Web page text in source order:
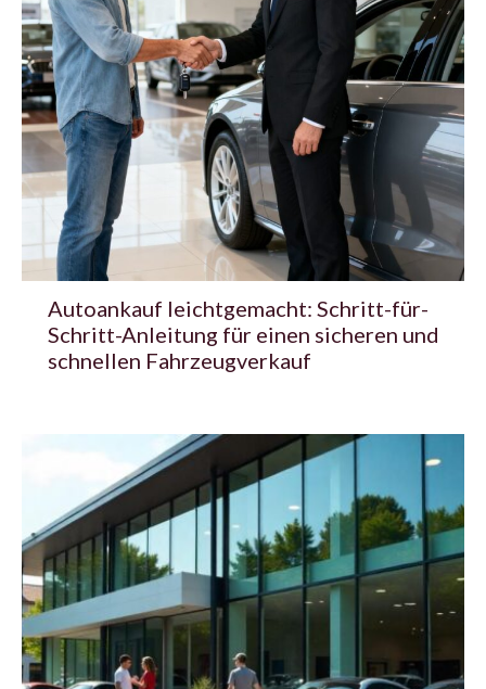
Autoankauf leichtgemacht: Schritt-für-
Schritt-Anleitung für einen sicheren und
schnellen Fahrzeugverkauf